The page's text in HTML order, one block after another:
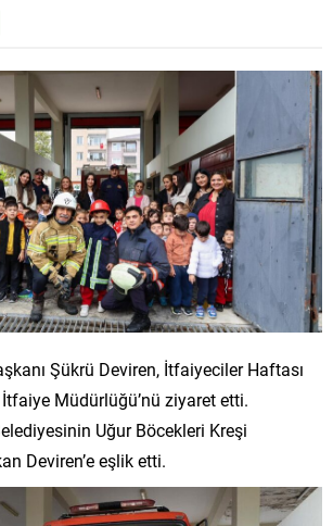
Şükrü Deviren, İtfaiyeciler Haftası
Müdürlüğü’nü ziyaret etti.
Uğur Böcekleri Kreşi
Deviren’e eşlik etti.